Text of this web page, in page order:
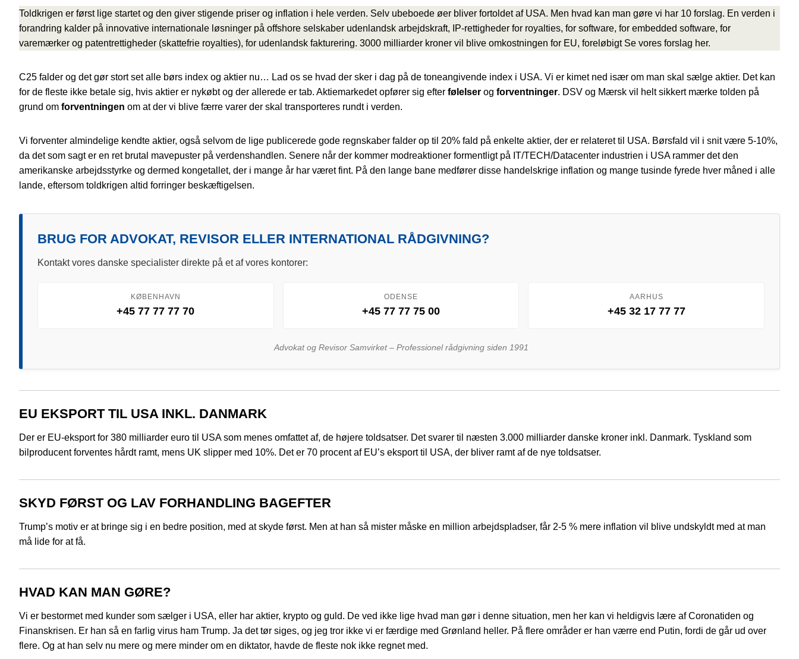
Toldkrigen er først lige startet og den giver stigende priser og inflation i hele verden. Selv ubeboede øer bliver fortoldet af USA. Men hvad kan man gøre vi har 10 forslag. En verden i
forandring kalder på innovative internationale løsninger på offshore selskaber udenlandsk arbejdskraft, IP-rettigheder for royalties, for software, for embedded software, for
varemærker og patentrettigheder (skattefrie royalties), for udenlandsk fakturering. 3000 milliarder kroner vil blive omkostningen for EU, foreløbigt Se vores forslag her.
C25 falder og det gør stort set alle børs index og aktier nu… Lad os se hvad der sker i dag på de toneangivende index i USA. Vi er kimet ned især om man skal sælge aktier. Det kan
for de fleste ikke betale sig, hvis aktier er nykøbt og der allerede er tab. Aktiemarkedet opfører sig efter følelser og forventninger. DSV og Mærsk vil helt sikkert mærke tolden på
grund om forventningen om at der vi blive færre varer der skal transporteres rundt i verden.
Vi forventer almindelige kendte aktier, også selvom de lige publicerede gode regnskaber falder op til 20% fald på enkelte aktier, der er relateret til USA. Børsfald vil i snit være 5-10%,
da det som sagt er en ret brutal mavepuster på verdenshandlen. Senere når der kommer modreaktioner formentligt på IT/TECH/Datacenter industrien i USA rammer det den
amerikanske arbejdsstyrke og dermed kongetallet, der i mange år har været fint. På den lange bane medfører disse handelskrige inflation og mange tusinde fyrede hver måned i alle
lande, eftersom toldkrigen altid forringer beskæftigelsen.
BRUG FOR ADVOKAT, REVISOR ELLER INTERNATIONAL RÅDGIVNING?
Kontakt vores danske specialister direkte på et af vores kontorer:
KØBENHAVN
+45 77 77 77 70
ODENSE
+45 77 77 75 00
AARHUS
+45 32 17 77 77
Advokat og Revisor Samvirket – Professionel rådgivning siden 1991
EU EKSPORT TIL USA INKL. DANMARK
Der er EU-eksport for 380 milliarder euro til USA som menes omfattet af, de højere toldsatser. Det svarer til næsten 3.000 milliarder danske kroner inkl. Danmark. Tyskland som
bilproducent forventes hårdt ramt, mens UK slipper med 10%. Det er 70 procent af EU’s eksport til USA, der bliver ramt af de nye toldsatser.
SKYD FØRST OG LAV FORHANDLING BAGEFTER
Trump’s motiv er at bringe sig i en bedre position, med at skyde først. Men at han så mister måske en million arbejdspladser, får 2-5 % mere inflation vil blive undskyldt med at man
må lide for at få.
HVAD KAN MAN GØRE?
Vi er bestormet med kunder som sælger i USA, eller har aktier, krypto og guld. De ved ikke lige hvad man gør i denne situation, men her kan vi heldigvis lære af Coronatiden og
Finanskrisen. Er han så en farlig virus ham Trump. Ja det tør siges, og jeg tror ikke vi er færdige med Grønland heller. På flere områder er han værre end Putin, fordi de går ud over
flere. Og at han selv nu mere og mere minder om en diktator, havde de fleste nok ikke regnet med.